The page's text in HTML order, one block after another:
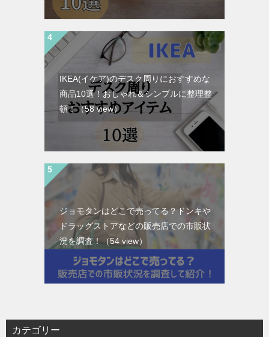
IKEA(イケア)のデスク周りにおすすめな
商品10選！おしゃれ＆シンプルに整理整
頓！（58 view）
ジョモタンはどこで売ってる？ドンキや
ドラッグストアなどの販売店での市販状
況を調査！（54 view）
カテゴリー